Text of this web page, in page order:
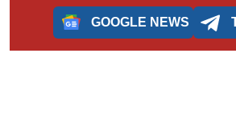
GOOGLE NEWS